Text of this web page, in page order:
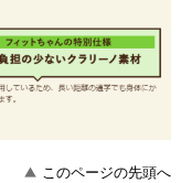
このページの先頭へ